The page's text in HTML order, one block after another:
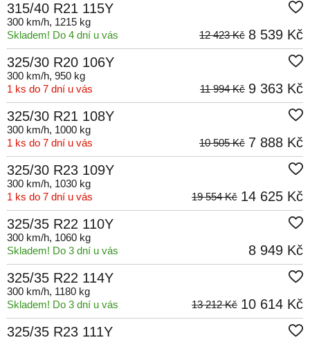
315/40 R21 115Y
300 km/h, 1215 kg
Skladem! Do 4 dní u vás
8 539 Kč
12 423 Kč
325/30 R20 106Y
300 km/h, 950 kg
1 ks do 7 dní u vás
9 363 Kč
11 994 Kč
325/30 R21 108Y
300 km/h, 1000 kg
1 ks do 7 dní u vás
7 888 Kč
10 505 Kč
325/30 R23 109Y
300 km/h, 1030 kg
1 ks do 7 dní u vás
14 625 Kč
19 554 Kč
325/35 R22 110Y
300 km/h, 1060 kg
Skladem! Do 3 dní u vás
8 949 Kč
325/35 R22 114Y
300 km/h, 1180 kg
Skladem! Do 3 dní u vás
10 614 Kč
13 212 Kč
325/35 R23 111Y